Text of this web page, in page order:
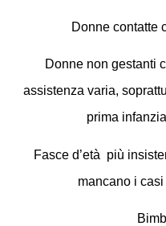
Donne contatte
Donne non gestanti
assistenza varia,
prima
Fasce d’età più
mancano i